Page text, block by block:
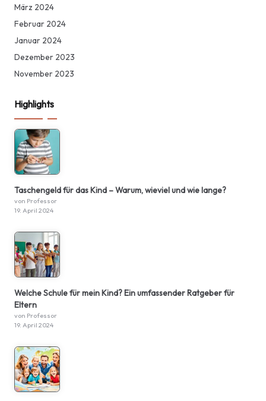
März 2024
Februar 2024
Januar 2024
Dezember 2023
November 2023
Highlights
Taschengeld für das Kind – Warum, wieviel und wie lange?
von Professor
19. April 2024
Welche Schule für mein Kind? Ein umfassender Ratgeber für
Eltern
von Professor
19. April 2024